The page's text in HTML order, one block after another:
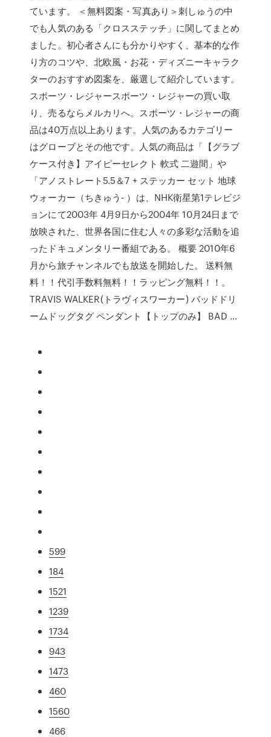
ています。 ＜無料図案・写真あり＞刺しゅうの中
でも人気のある「クロスステッチ」に関してまとめ
ました。初心者さんにも分かりやすく、基本的な作
り方のコツや、北欧風・お花・ディズニーキャラク
ターのおすすめ図案を、厳選して紹介しています。
スポーツ・レジャースポーツ・レジャーの買い取
り、売るならメルカリへ。スポーツ・レジャーの商
品は40万点以上あります。人気のあるカテゴリー
はグローブとその他です。人気の商品は「【グラブ
ケース付き】アイピーセレクト 軟式 二遊間」や
「アノストレート5.5＆7 + ステッカー セット 地球
ウォーカー（ちきゅう- ）は、NHK衛星第1テレビジ
ョンにて2003年 4月9日から2004年 10月24日まで
放映された、世界各国に住む人々の多彩な活動を追
ったドキュメンタリー番組である。 概要 2010年6
月から旅チャンネルでも放送を開始した。 送料無
料！！代引手数料無料！！ラッピング無料！！。
TRAVIS WALKER(トラヴィスワーカー) バッドドリ
ームドッグタグ ペンダント【トップのみ】 BAD …
599
184
1521
1239
1734
943
1473
460
1560
466